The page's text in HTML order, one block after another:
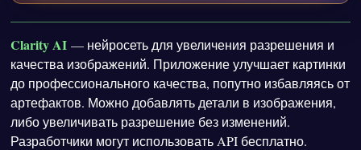
Clarity AI — нейросеть для увеличения разрешения и
качества изображений. Приложение улучшает картинки
до профессионального качества, попутно избавляясь от
артефактов. Можно добавлять детали в изображения,
либо увеличивать разрешение без изменений.
Разработчики могут использовать API бесплатно.